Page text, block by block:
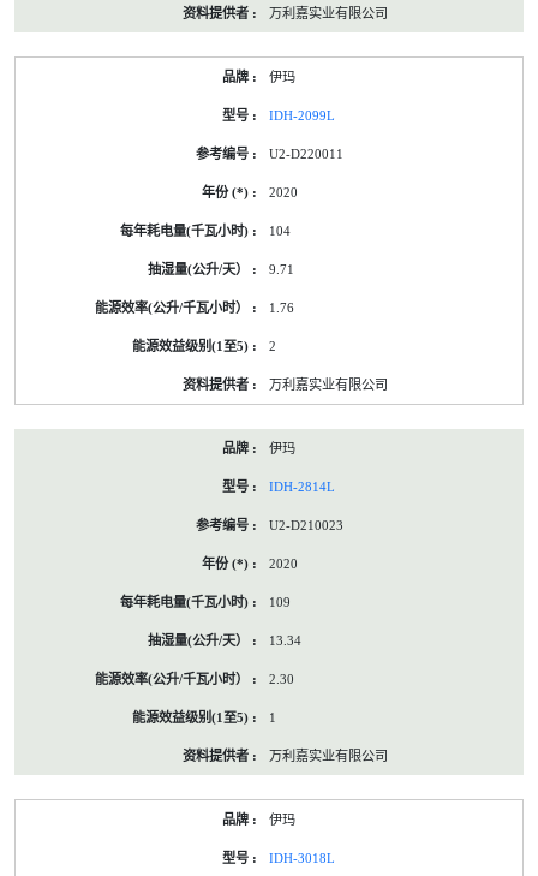
万利嘉实业有限公司
伊玛
IDH-2099L
U2-D220011
2020
104
9.71
1.76
2
万利嘉实业有限公司
伊玛
IDH-2814L
U2-D210023
2020
109
13.34
2.30
1
万利嘉实业有限公司
伊玛
IDH-3018L